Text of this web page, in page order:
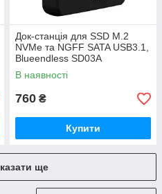
Док-станція для SSD M.2
NVMe та NGFF SATA USB3.1,
Blueendless SD03A
В наявності
760 ₴
Купити
ще